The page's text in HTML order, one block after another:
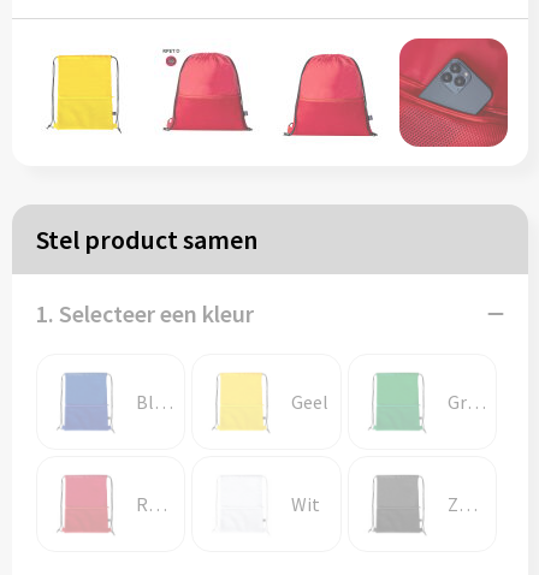
Papieren tassen
Reistassen
Schoudertassen
Schrijf & papierwaren
Balpennen
Stel product samen
1. Selecteer een kleur
Blauw Geel Groen
Rood Wit Zwart